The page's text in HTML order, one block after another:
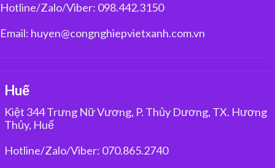
Hotline/Zalo/Viber: 098.442.3150
Email: huyen@congnghiepvietxanh.com.vn
Huế
Kiệt 344 Trưng Nữ Vương, P. Thủy Dương, TX. Hương
Thủy, Huế
Hotline/Zalo/Viber: 070.865.2740